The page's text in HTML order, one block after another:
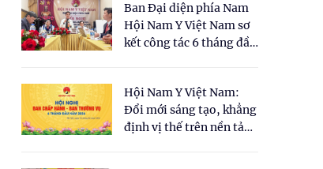
cho Luật Y dược cổ
truyền Việt Nam"
Ban Đại diện phía Nam
Hội Nam Y Việt Nam sơ
kết công tác 6 tháng đầu
Hội Nam Y Việt Nam:
Đổi mới sáng tạo, khẳng
định vị thế trên nền tảng